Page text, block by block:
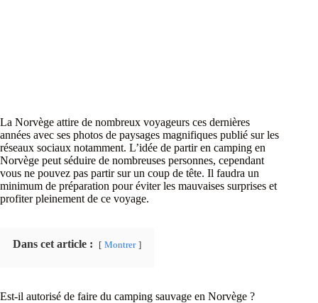
La Norvège attire de nombreux voyageurs ces dernières
années avec ses photos de paysages magnifiques publié sur les
réseaux sociaux notamment. L’idée de partir en camping en
Norvège peut séduire de nombreuses personnes, cependant
vous ne pouvez pas partir sur un coup de tête. Il faudra un
minimum de préparation pour éviter les mauvaises surprises et
profiter pleinement de ce voyage.
Dans cet article : Montrer
Est-il autorisé de faire du camping sauvage en Norvège ?